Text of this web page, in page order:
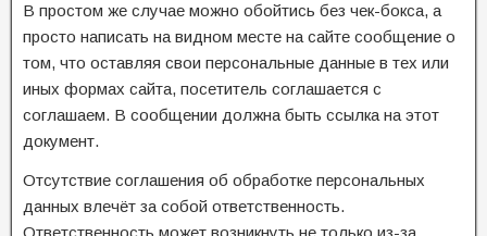
В простом же случае можно обойтись без чек-бокса, а
просто написать на видном месте на сайте сообщение о
том, что оставляя свои персональные данные в тех или
иных формах сайта, посетитель соглашается с
соглашаем. В сообщении должна быть ссылка на этот
документ.
Отсутствие соглашения об обработке персональных
данных влечёт за собой ответственность.